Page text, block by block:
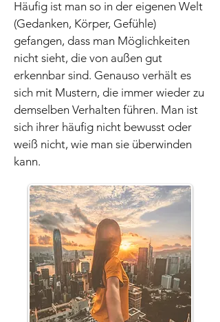
Häufig ist man so in der eigenen Welt
(Gedanken, Körper, Gefühle)
gefangen, dass man Möglichkeiten
nicht sieht, die von außen gut
erkennbar sind. Genauso verhält es
sich mit Mustern, die immer wieder zu
demselben Verhalten führen. Man ist
sich ihrer häufig nicht bewusst oder
weiß nicht, wie man sie überwinden
kann.